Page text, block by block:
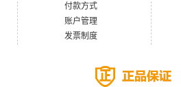
付款方式
账户管理
发票制度